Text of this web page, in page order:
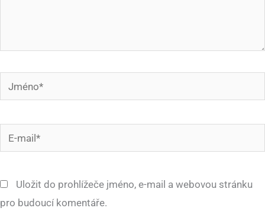
Jméno*
mail*
Uložit do prohlížeče jméno, e-mail a webovou stránku
pro budoucí komentáře.